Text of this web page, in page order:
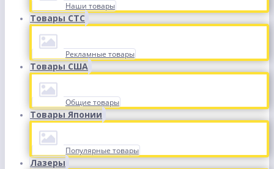
Наши товары
Товары СТС
Рекламные товары
Товары США
Общие товары
Товары Японии
Популярные товары
Лазеры